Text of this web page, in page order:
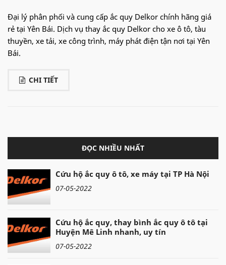
Đại lý phân phối và cung cấp ắc quy Delkor chính hãng giá
rẻ tại Yên Bái. Dịch vụ thay ắc quy Delkor cho xe ô tô, tàu
thuyền, xe tải, xe công trình, máy phát điện tận nơi tại Yên
Bái.
CHI TIẾT
ĐỌC NHIỀU NHẤT
Cứu hộ ắc quy ô tô, xe máy tại TP Hà Nội
07-05-2022
Cứu hộ ắc quy, thay bình ắc quy ô tô tại
Huyện Mê Linh nhanh, uy tín
07-05-2022